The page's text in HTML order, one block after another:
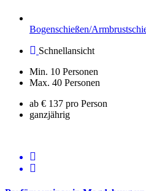
Bogenschießen/
Schnellansicht
Min. 10 Personen
Max. 40 Personen
ab € 137 pro Person
ganzjährig